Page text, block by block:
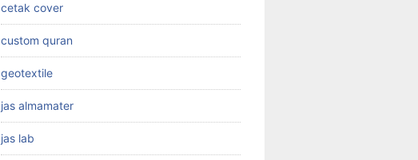
cetak cover
custom quran
geotextile
jas almamater
jas lab